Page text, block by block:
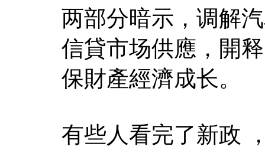
两部分暗示，调解
信貸市场供應，開
保財產經濟成长。
有些人看完了新政